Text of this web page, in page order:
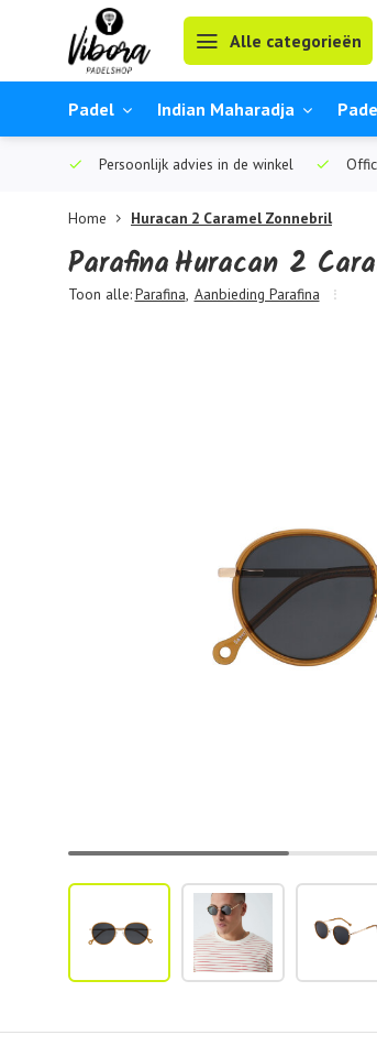
Alle categorieën
Padel Indian Maharadja
Persoonlijk advies in de winkel
Home Huracan 2 Caramel Zonnebril
ParafinaHuracan 2
Toon alle:Parafina, Aanbieding Parafina